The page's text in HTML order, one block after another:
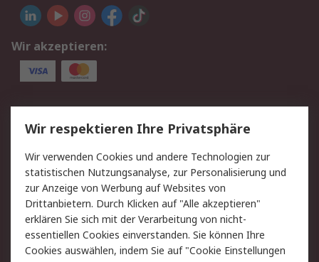
Wir akzeptieren:
Service
Value Added Services
Lieferlösungen
Rücksendungen
Kontakt
Hilfe
Privatkunden
Rechtliches
AGB
Datenschutz
Wir respektieren Ihre Privatsphäre
Wir verwenden Cookies und andere Technologien zur
statistischen Nutzungsanalyse, zur Personalisierung und
zur Anzeige von Werbung auf Websites von
Drittanbietern. Durch Klicken auf "Alle akzeptieren"
erklären Sie sich mit der Verarbeitung von nicht-
essentiellen Cookies einverstanden. Sie können Ihre
Cookies auswählen, indem Sie auf "Cookie Einstellungen